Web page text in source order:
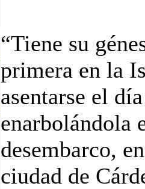
“Tiene su
primera en la
asentarse el
enarbolándola
desembarco,
ciudad de